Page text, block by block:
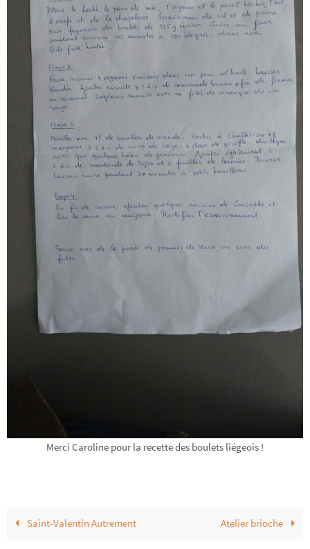
Merci Caroline pour la recette des boulets liégeois !
Saint-Valentin Autrement Atelier brioche